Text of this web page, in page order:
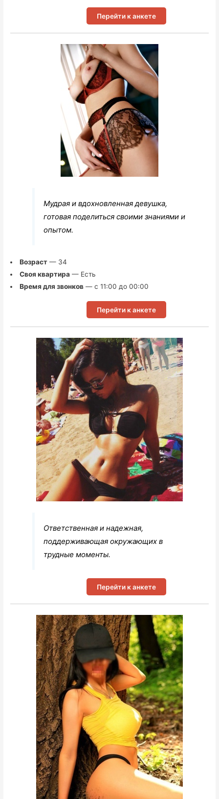
Перейти к анкете
Мудрая и вдохновленная девушка,
готовая поделиться своими знаниями и
опытом.
Возраст— 34
Своя квартира— Есть
Время для звонков— с 11:00 до 00:00
Перейти к анкете
Ответственная и надежная,
поддерживающая окружающих в
трудные моменты.
Перейти к анкете